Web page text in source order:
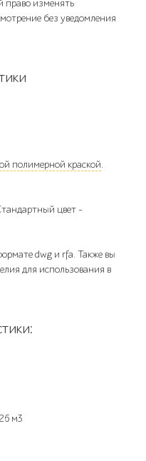
право изменять
без уведомления
полимерной краской.
цвет –
dwg и rfa. Также вы
для использования в
м3